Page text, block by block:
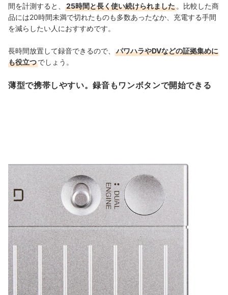
間を計測すると、
25時間と長く使い続けられました。比較した商
品には20時間未満で切れたものも多数あったなか、充電する手間
を減らしたい人におすすめです。
長時間放置して録音できるので、
パワハラやDVなどの証拠集めに
も役立つでしょう。
薄型で携帯しやすい。録音もワンボタンで開始できる